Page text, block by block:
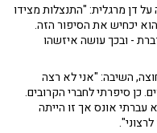
דן מרגלית: "התנצלות מצידו
יכחיש את הסיפור הזה.
- ובכך עושה איזשהו
השיבה: "אני לא רצה
כן סיפרתי לחברי הקרובים.
אונס אך זו הייתה